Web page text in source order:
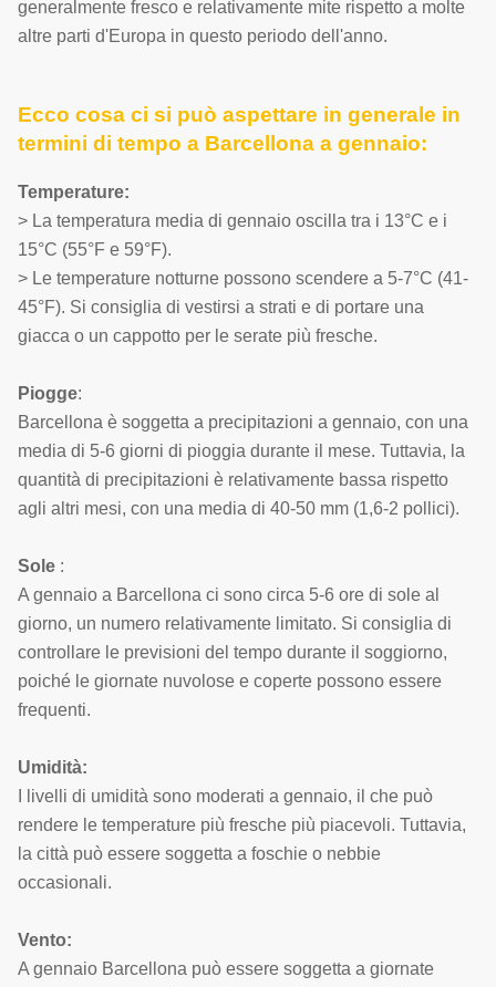
generalmente fresco e relativamente mite rispetto a molte
altre parti d'Europa in questo periodo dell'anno.
Ecco cosa ci si può aspettare in generale in
termini di tempo a Barcellona a gennaio:
Temperature:
> La temperatura media di gennaio oscilla tra i 13°C e i
15°C (55°F e 59°F).
> Le temperature notturne possono scendere a 5-7°C (41-
45°F). Si consiglia di vestirsi a strati e di portare una
giacca o un cappotto per le serate più fresche.
Piogge:
Barcellona è soggetta a precipitazioni a gennaio, con una
media di 5-6 giorni di pioggia durante il mese. Tuttavia, la
quantità di precipitazioni è relativamente bassa rispetto
agli altri mesi, con una media di 40-50 mm (1,6-2 pollici).
Sole :
A gennaio a Barcellona ci sono circa 5-6 ore di sole al
giorno, un numero relativamente limitato. Si consiglia di
controllare le previsioni del tempo durante il soggiorno,
poiché le giornate nuvolose e coperte possono essere
frequenti.
Umidità:
I livelli di umidità sono moderati a gennaio, il che può
rendere le temperature più fresche più piacevoli. Tuttavia,
la città può essere soggetta a foschie o nebbie
occasionali.
Vento:
A gennaio Barcellona può essere soggetta a giornate